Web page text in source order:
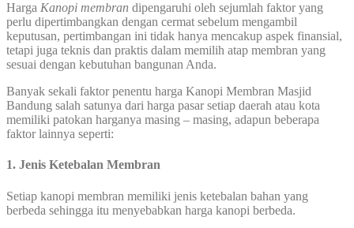
Harga Kanopi membran dipengaruhi oleh sejumlah faktor yang
perlu dipertimbangkan dengan cermat sebelum mengambil
keputusan, pertimbangan ini tidak hanya mencakup aspek finansial,
tetapi juga teknis dan praktis dalam memilih atap membran yang
sesuai dengan kebutuhan bangunan Anda.
Banyak sekali faktor penentu harga Kanopi Membran Masjid
Bandung salah satunya dari harga pasar setiap daerah atau kota
memiliki patokan harganya masing – masing, adapun beberapa
faktor lainnya seperti:
1. Jenis Ketebalan Membran
Setiap kanopi membran memiliki jenis ketebalan bahan yang
berbeda sehingga itu menyebabkan harga kanopi berbeda.